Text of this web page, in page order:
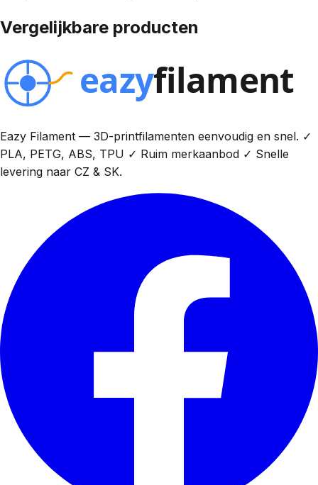
Vergelijkbare producten
Eazy Filament — 3D-printfilamenten eenvoudig en snel. ✓
PLA, PETG, ABS, TPU ✓ Ruim merkaanbod ✓ Snelle
levering naar CZ & SK.